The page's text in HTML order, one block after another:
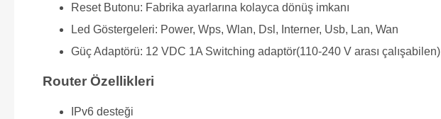
Reset Butonu: Fabrika ayarlarına kolayca dönüş imkanı
Led Göstergeleri: Power, Wps, Wlan, Dsl, Interner, Usb, Lan, Wan
Güç Adaptörü: 12 VDC 1A Switching adaptör(110-240 V arası çalışabilen)
Router Özellikleri
IPv6 desteği